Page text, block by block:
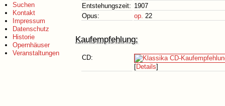
Suchen
Kontakt
Impressum
Datenschutz
Historie
Opernhäuser
Veranstaltungen
Entstehungszeit: 1907
Opus:
op. 22
Kaufempfehlung:
CD:
[Details]